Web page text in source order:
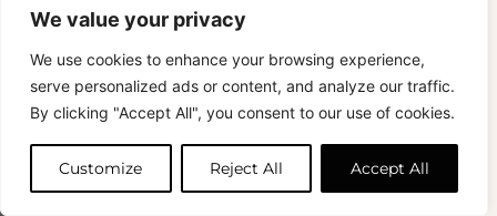
We value your privacy
We use cookies to enhance your browsing experience,
serve personalized ads or content, and analyze our traffic.
By clicking "Accept All", you consent to our use of cookies.
Customize Reject All Accept All
CGV revendeurs
FAQ & Retours
Journal
Notre histoire
Savoir-Faire
Vous voulez rester informé ? Inscrivez-vous